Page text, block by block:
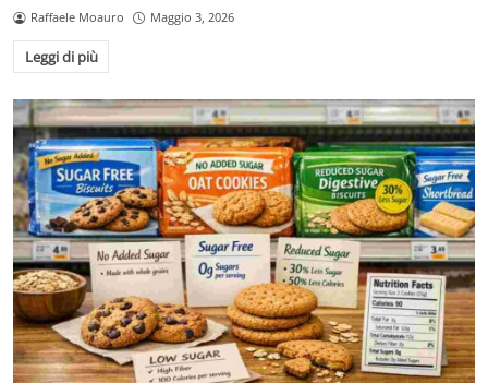
Raffaele Moauro Maggio 3, 2026
Leggi di più